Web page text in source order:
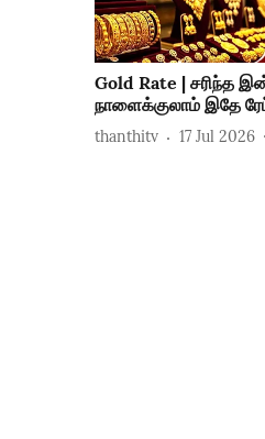
Gold Rate | சரிந்த
நாளைக்குலாம் இதே
thanthitv 17 Jul 2026